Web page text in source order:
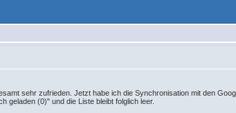
sehr zufrieden. Jetzt habe ich die Synchronisation mit den
geladen (0)" und die Liste bleibt folglich leer.